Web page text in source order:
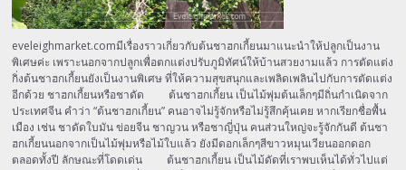
eveleighmarket.comมีเรื่องราวเกี่ยวกับต้นชาฮกเกี้ยนมาแนะนำให้ปลูกเป็นงาน
พิเศษค่ะ เพราะนอกจากปลูกเพื่อตกแต่งปรับภูมิทัศน์ให้บ้านสวยงามแล้ว การตัดแต่ง
กิ่งต้นชาฮกเกี้ยนยังเป็นงานพิเศษ ที่ให้ความสุขสนุกและเพลิดเพลินไปกับการตัดแต่ง
อีกด้วย ชาฮกเกี้ยนหรือชาดัด ต้นชาฮกเกี้ยน เป็นไม้พุ่มต้นเล็กๆมีถิ่นกำเนิดจาก
ประเทศจีน คำว่า “ต้นชาฮกเกี้ยน” คนอาจไม่รู้จักหรือไม่รู้สึกคุ้นเคย หากเรียกชื่อพื้น
เมือง เช่น ชาดัดใบมัน ข่อยจีน ชาญวน หรือชาญี่ปุ่น คนส่วนใหญ่จะรู้จักกันดี ต้นชา
ฮกเกี้ยนนอกจากเป็นไม้พุ่มหรือไม้ใบแล้ว ยังมีดอกเล็กๆสีขาวหมุนเวียนออกดอก
ตลอดทั้งปี ลักษณะที่โดดเด่น ต้นชาฮกเกี้ยน เป็นไม้ดัดที่เราพบเห็นได้ทั่วไปแต่